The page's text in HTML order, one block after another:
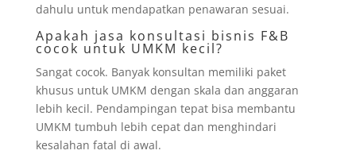
dahulu untuk mendapatkan penawaran sesuai.
Apakah jasa konsultasi bisnis F&B
cocok untuk UMKM kecil?
Sangat cocok. Banyak konsultan memiliki paket
khusus untuk UMKM dengan skala dan anggaran
lebih kecil. Pendampingan tepat bisa membantu
UMKM tumbuh lebih cepat dan menghindari
kesalahan fatal di awal.